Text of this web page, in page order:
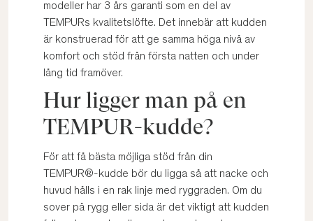
modeller har 3 års garanti som en del av
TEMPURs kvalitetslöfte. Det innebär att kudden
är konstruerad för att ge samma höga nivå av
komfort och stöd från första natten och under
lång tid framöver.
Hur ligger man på en
TEMPUR-kudde?
För att få bästa möjliga stöd från din
TEMPUR®-kudde bör du ligga så att nacke och
huvud hålls i en rak linje med ryggraden. Om du
sover på rygg eller sida är det viktigt att kudden